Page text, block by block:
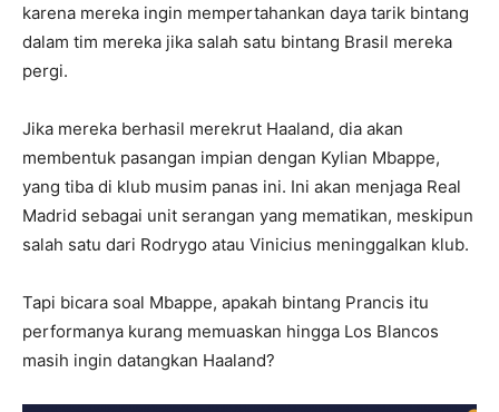
karena mereka ingin mempertahankan daya tarik bintang
dalam tim mereka jika salah satu bintang Brasil mereka
pergi.
Jika mereka berhasil merekrut Haaland, dia akan
membentuk pasangan impian dengan Kylian Mbappe,
yang tiba di klub musim panas ini. Ini akan menjaga Real
Madrid sebagai unit serangan yang mematikan, meskipun
salah satu dari Rodrygo atau Vinicius meninggalkan klub.
Tapi bicara soal Mbappe, apakah bintang Prancis itu
performanya kurang memuaskan hingga Los Blancos
masih ingin datangkan Haaland?